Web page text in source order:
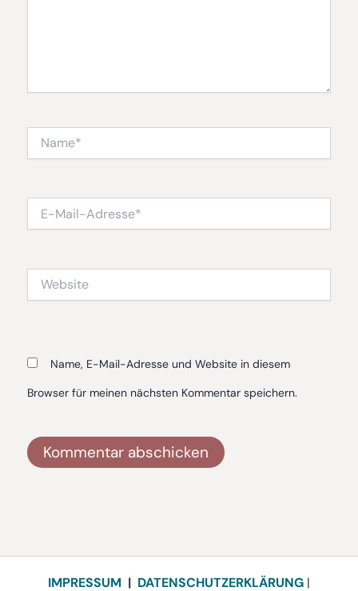
Mail-
Website
Name, E-Mail-Adresse und Website in diesem
Browser für meinen nächsten Kommentar speichern.
IMPRESSUM | DATENSCHUTZERKLÄRUNG |